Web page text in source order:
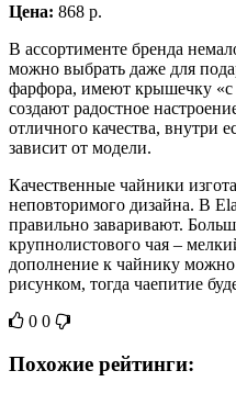
Цена: 868 р.
В ассортименте бренда
можно выбрать даже для
фарфора, имеют крышечку
создают радостное
отличного качества, внутри
зависит от модели.
Качественные чайники
неповторимого дизайна. В
правильно заваривают.
крупнолистового чая –
дополнение к чайнику
рисунком, тогда чаепитие
0 0
Похожие рейтинги: